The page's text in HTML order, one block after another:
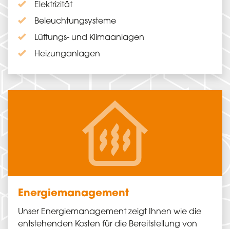
Elektrizität
Beleuchtungsysteme
Lüftungs- und Klimaanlagen
Heizunganlagen
Energie­management
Unser Energie­management zeigt Ihnen wie die
entstehenden Kosten für die Bereitstellung von